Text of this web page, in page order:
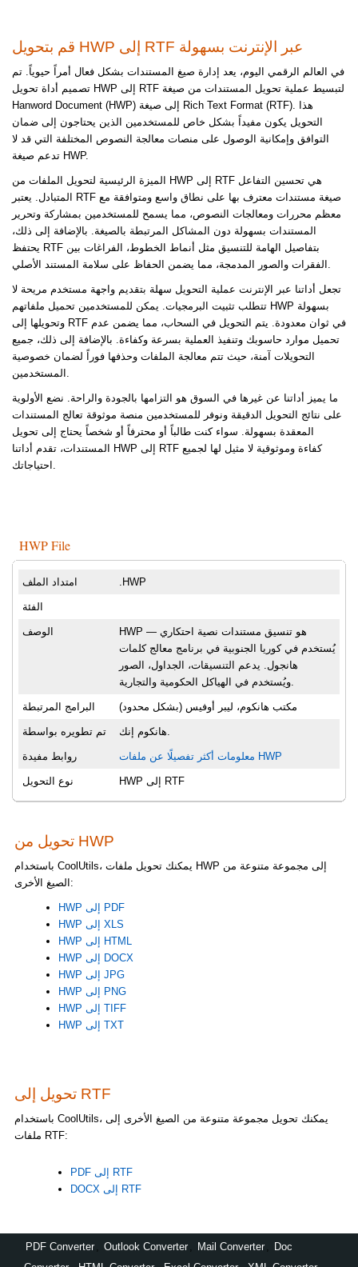
قم بتحويل HWP إلى RTF عبر الإنترنت بسهولة
في العالم الرقمي اليوم، يعد إدارة صيغ المستندات بشكل فعال أمراً حيوياً. تم
تصميم أداة تحويل HWP إلى RTF لتبسيط عملية تحويل المستندات من صيغة
Hanword Document (HWP) إلى صيغة Rich Text Format (RTF). هذا
التحويل يكون مفيداً بشكل خاص للمستخدمين الذين يحتاجون إلى ضمان
التوافق وإمكانية الوصول على منصات معالجة النصوص المختلفة التي قد لا
تدعم صيغة HWP.
الميزة الرئيسية لتحويل الملفات من HWP إلى RTF هي تحسين التفاعل
المتبادل. يعتبر RTF صيغة مستندات معترف بها على نطاق واسع ومتوافقة مع
معظم محررات ومعالجات النصوص، مما يسمح للمستخدمين بمشاركة وتحرير
المستندات بسهولة دون المشاكل المرتبطة بالصيغة. بالإضافة إلى ذلك،
يحتفظ RTF بتفاصيل الهامة للتنسيق مثل أنماط الخطوط، الفراغات بين
الفقرات والصور المدمجة، مما يضمن الحفاظ على سلامة المستند الأصلي.
تجعل أداتنا عبر الإنترنت عملية التحويل سهلة بتقديم واجهة مستخدم مريحة لا
تتطلب تثبيت البرمجيات. يمكن للمستخدمين تحميل ملفاتهم HWP بسهولة
وتحويلها إلى RTF في ثوان معدودة. يتم التحويل في السحاب، مما يضمن عدم
تحميل موارد حاسوبك وتنفيذ العملية بسرعة وكفاءة. بالإضافة إلى ذلك، جميع
التحويلات آمنة، حيث تتم معالجة الملفات وحذفها فوراً لضمان خصوصية
المستخدمين.
ما يميز أداتنا عن غيرها في السوق هو التزامها بالجودة والراحة. نضع الأولوية
على نتائج التحويل الدقيقة ونوفر للمستخدمين منصة موثوقة تعالج المستندات
المعقدة بسهولة. سواء كنت طالباً أو محترفاً أو شخصاً يحتاج إلى تحويل
المستندات، تقدم أداتنا HWP إلى RTF كفاءة وموثوقية لا مثيل لها لجميع
احتياجاتك.
HWP File
امتداد الملف .HWP
الفئة
الوصف
HWP — هو تنسيق مستندات نصية احتكاري
يُستخدم في كوريا الجنوبية في برنامج معالج كلمات
هانجول. يدعم التنسيقات، الجداول، الصور
ويُستخدم في الهياكل الحكومية والتجارية.
البرامج المرتبطة مكتب هانكوم، ليبر أوفيس (بشكل محدود)
تم تطويره بواسطة هانكوم إنك.
روابط مفيدة معلومات أكثر تفصيلًا عن ملفات HWP
نوع التحويل HWP إلى RTF
تحويل من HWP
باستخدام CoolUtils، يمكنك تحويل ملفات HWP إلى مجموعة متنوعة من
الصيغ الأخرى:
HWP إلى PDF
HWP إلى XLS
HWP إلى HTML
HWP إلى DOCX
HWP إلى JPG
HWP إلى PNG
HWP إلى TIFF
HWP إلى TXT
تحويل إلى RTF
باستخدام CoolUtils، يمكنك تحويل مجموعة متنوعة من الصيغ الأخرى إلى
ملفات RTF:
PDF إلى RTF
DOCX إلى RTF
PDF Converter Outlook Converter Mail Converter
Doc